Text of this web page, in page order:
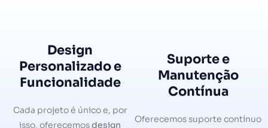
Design
Personalizado e
Funcionalidade
Cada projeto é único e, por
isso, oferecemosdesign
Suporte e
Manutenção
Contínua
Oferecemos suporte contínuo